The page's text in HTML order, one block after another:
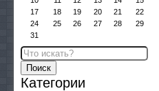
17
18 19 20 21 22
24
25 26 27 28 29
31
Поиск
Категории